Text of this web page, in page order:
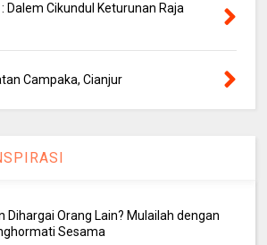
Dalem Cikundul Keturunan Raja
Campaka, Cianjur
Dihargai Orang Lain? Mulailah dengan
Sesama